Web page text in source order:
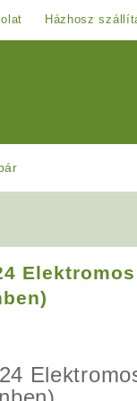
Házhosz
Elektromos